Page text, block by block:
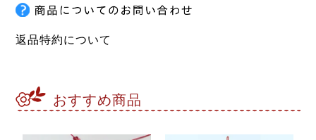
返品特約について
おすすめ商品